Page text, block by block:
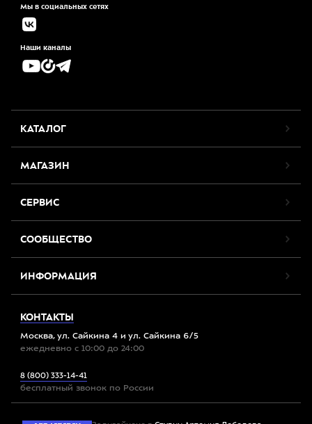
Мы в социальных сетях
Наши каналы
КАТАЛОГ
МАГАЗИН
СЕРВИС
СООБЩЕСТВО
ИНФОРМАЦИЯ
КОНТАКТЫ
Москва, ул. Сайкина 4 и ул. Сайкина 6/5
ежедневно с 10:00 до 24:00
8 (800) 333-14-41
бесплатный звонок по России